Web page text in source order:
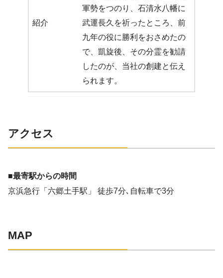
紹介
軍勢をつのり、石清水八幡に
武運長久を祈ったところ、前
九年の役に勝利をおさめたの
で、凱旋後、その分霊を勧請
したのが、当社の創建と伝え
られます。
アクセス
■最寄駅からの時間
京浜急行「六郷土手駅」 徒歩7分､自転車で3分
MAP